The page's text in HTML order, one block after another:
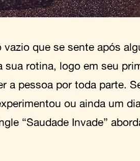
vazio que se sente após
sua rotina, logo em seu
a pessoa por toda parte.
ou ainda um
“Saudade Invade”